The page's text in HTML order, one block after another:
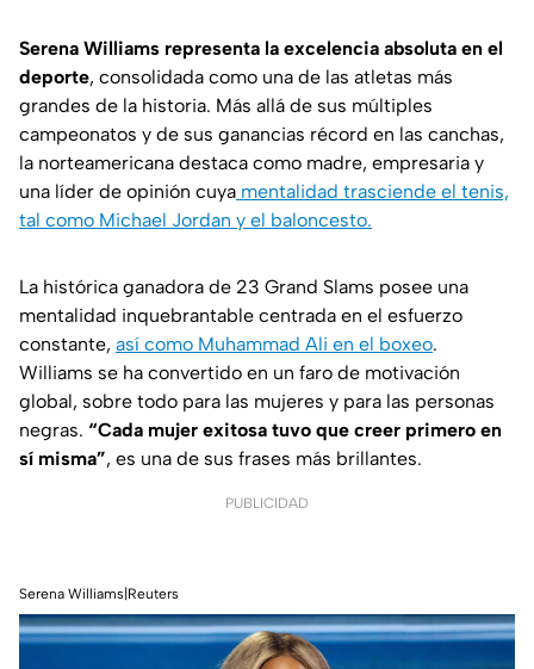
Serena Williams representa la excelencia absoluta en el
deporte, consolidada como una de las atletas más
grandes de la historia. Más allá de sus múltiples
campeonatos y de sus ganancias récord en las canchas,
la norteamericana destaca como madre, empresaria y
una líder de opinión cuya mentalidad trasciende el tenis,
tal como Michael Jordan y el baloncesto.
La histórica ganadora de 23 Grand Slams posee una
mentalidad inquebrantable centrada en el esfuerzo
constante, así como Muhammad Ali en el boxeo.
Williams se ha convertido en un faro de motivación
global, sobre todo para las mujeres y para las personas
negras. “Cada mujer exitosa tuvo que creer primero en
sí misma”, es una de sus frases más brillantes.
PUBLICIDAD
Serena Williams|Reuters